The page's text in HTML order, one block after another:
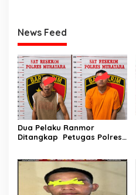
News Feed
Dua Pelaku Ranmor
Ditangkap Petugas Polres